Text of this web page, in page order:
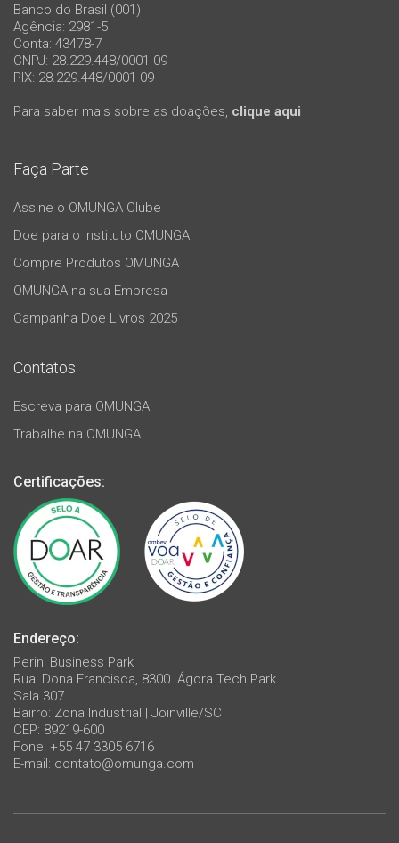
Banco do Brasil (001)
Agência: 2981-5
Conta: 43478-7
CNPJ: 28.229.448/0001-09
PIX: 28.229.448/0001-09
Para saber mais sobre as doações, clique aqui
Faça Parte
Assine o OMUNGA Clube
Doe para o Instituto OMUNGA
Compre Produtos OMUNGA
OMUNGA na sua Empresa
Campanha Doe Livros 2025
Contatos
Escreva para OMUNGA
Trabalhe na OMUNGA
Certificações:
Endereço:
Perini Business Park
Rua: Dona Francisca, 8300. Ágora Tech Park
Sala 307
Bairro: Zona Industrial | Joinville/SC
CEP: 89219-600
Fone: +55 47 3305 6716
E-mail: contato@omunga.com